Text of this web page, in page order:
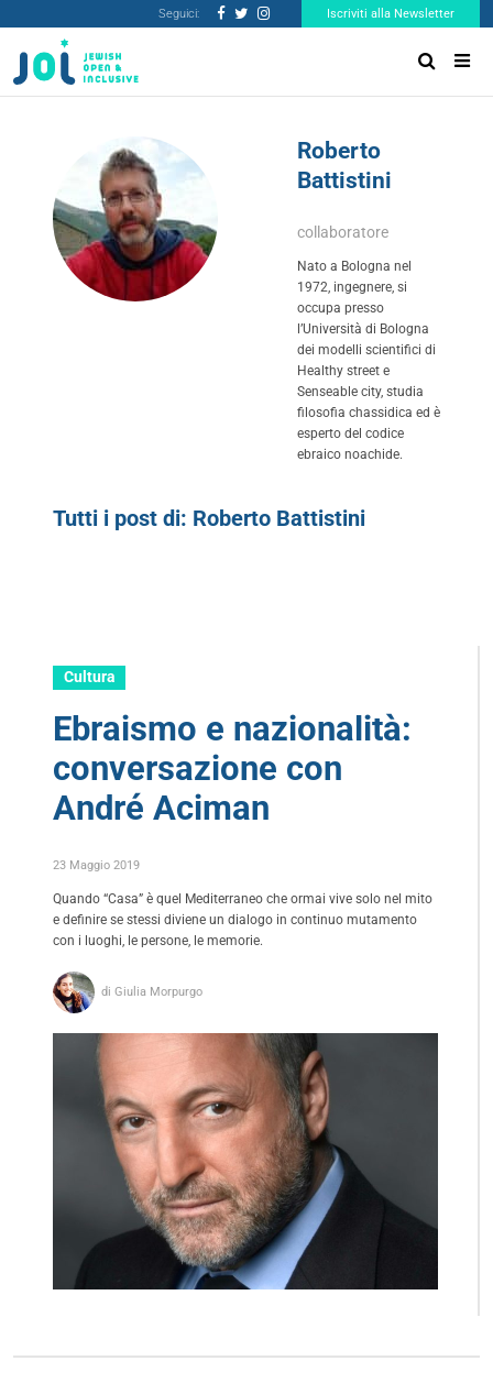
Seguici: Iscriviti alla Newsletter
Roberto
Battistini
collaboratore
Nato a Bologna nel
1972, ingegnere, si
occupa presso
l’Università di Bologna
dei modelli scientifici di
Healthy street e
Senseable city, studia
filosofia chassidica ed è
esperto del codice
ebraico noachide.
Tutti i post di: Roberto Battistini
Cultura
Ebraismo e nazionalità:
conversazione con
André Aciman
23 Maggio 2019
Quando “Casa” è quel Mediterraneo che ormai vive solo nel mito
e definire se stessi diviene un dialogo in continuo mutamento
con i luoghi, le persone, le memorie.
di Giulia Morpurgo